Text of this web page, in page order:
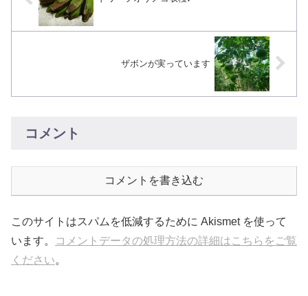
ザボンが実っています
コメント
コメントを書き込む
このサイトはスパムを低減するために Akismet を使って
います。
コメントデータの処理方法の詳細はこちらをご覧
ください。